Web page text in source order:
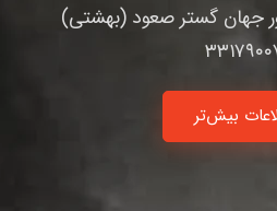
جهان گستر صعود (بهشتی)
بیش‌تر